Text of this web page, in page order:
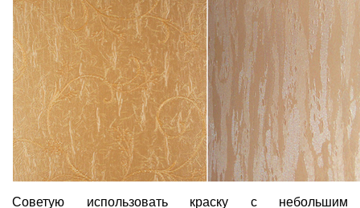
Советую использовать краску с небольшим